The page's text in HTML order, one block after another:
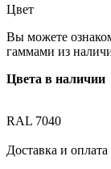
Цвет
Вы можете
гаммами из
Цвета в наличии
RAL 7040
Доставка и оплата